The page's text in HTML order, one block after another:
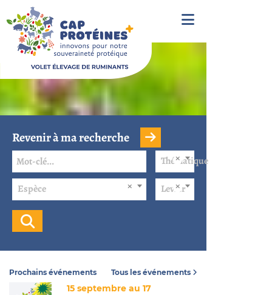
Revenir à ma recherche
Thématique
Espèce Levier
Prochains événements
15 septembre au 17
Tous les événements